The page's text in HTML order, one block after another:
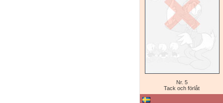
Nr. 5
Tack och förlåt